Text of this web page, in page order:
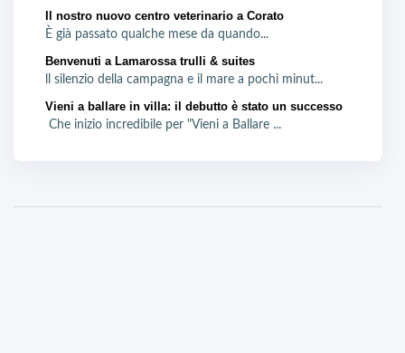
Il nostro nuovo centro veterinario a Corato
È già passato qualche mese da quando...
Benvenuti a Lamarossa trulli & suites
ll silenzio della campagna e il mare a pochi minut...
Vieni a ballare in villa: il debutto è stato un successo
Che inizio incredibile per "Vieni a Ballare ...